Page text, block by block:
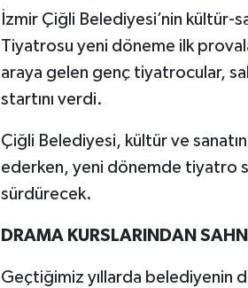
İzmir Çiğli Belediyesi’nin kültür-
Tiyatrosu yeni döneme ilk
araya gelen genç tiyatrocular,
startını verdi.
Çiğli Belediyesi, kültür ve
ederken, yeni dönemde tiyatro
sürdürecek.
DRAMA KURSLARINDAN
Geçtiğimiz yıllarda belediyenin